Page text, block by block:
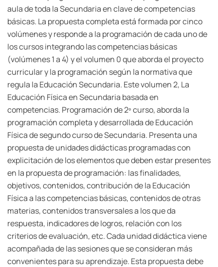
aula de toda la Secundaria en clave de competencias
básicas. La propuesta completa está formada por cinco
volúmenes y responde a la programación de cada uno de
los cursos integrando las competencias básicas
(volúmenes 1 a 4) y el volumen 0 que aborda el proyecto
curricular y la programación según la normativa que
regula la Educación Secundaria. Este volumen 2, La
Educación Física en Secundaria basada en
competencias. Programación de 2º curso, aborda la
programación completa y desarrollada de Educación
Física de segundo curso de Secundaria. Presenta una
propuesta de unidades didácticas programadas con
explicitación de los elementos que deben estar presentes
en la propuesta de programación: las finalidades,
objetivos, contenidos, contribución de la Educación
Física a las competencias básicas, contenidos de otras
materias, contenidos transversales a los que da
respuesta, indicadores de logros, relación con los
criterios de evaluación, etc. Cada unidad didáctica viene
acompañada de las sesiones que se consideran más
convenientes para su aprendizaje. Esta propuesta debe